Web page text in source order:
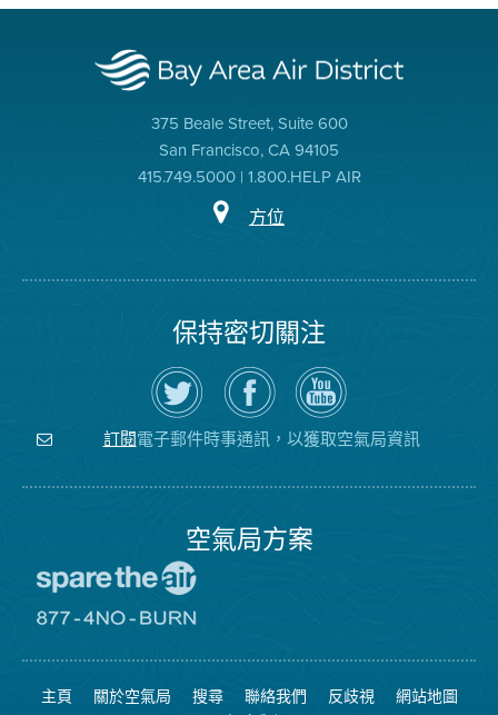
375 Beale Street, Suite 600
San Francisco, CA 94105
415.749.5000 | 1.800.HELP AIR
方位
保持密切關注
在
Twitter
上
關
注
空
瀏
覽
氣
局
的
空
氣
局
YouTube
頻
道
訂閱電子郵件時事通訊，以獲取空氣局資訊
空氣局方案
空
日
網
8774
可
燃
主頁 關於空氣局 搜尋 聯絡我們 反歧視
網站地圖